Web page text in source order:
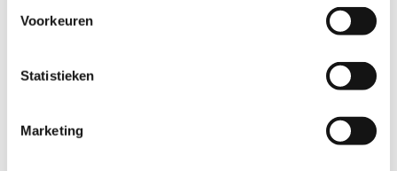
Voorkeuren
Statistieken
Marketing